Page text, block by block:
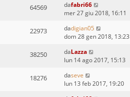
64569 dafabri66
mer 27 giu 2018, 16:11
22973 dadigian05
dom 28 gen 2018, 13:23
38250 daLazza
lun 14 ago 2017, 15:13
18276 daseve
lun 13 feb 2017, 19:20